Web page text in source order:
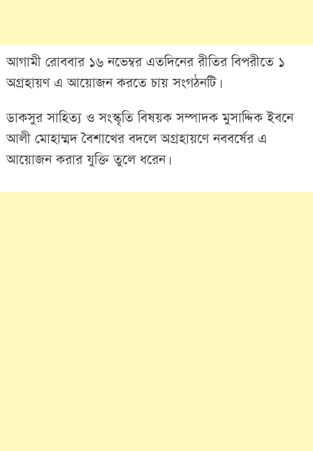
আগামী রোববার ১৬ নভেম্বর এতদিনের রীতির বিপরীতে ১
অগ্রহায়ণ এ আয়োজন করতে চায় সংগঠনটি।
ডাকসুর সাহিত্য ও সংস্কৃতি বিষয়ক সম্পাদক মুসাদ্দিক ইবনে
আলী মোহাম্মদ বৈশাখের বদলে অগ্রহায়ণে নববর্ষের এ
আয়োজন করার যুক্তি তুলে ধরেন।